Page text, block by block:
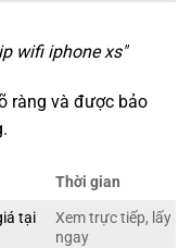
wifi iphone xs"
ràng và được bảo
Thời gian
tại
Xem trực tiếp, lấy
ngay